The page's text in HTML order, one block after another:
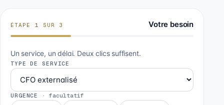
ÉTAPE 1 SUR 3 Votre besoin
Un service, un délai. Deux clics suffisent.
TYPE DE SERVICE
URGENCE ·facultatif